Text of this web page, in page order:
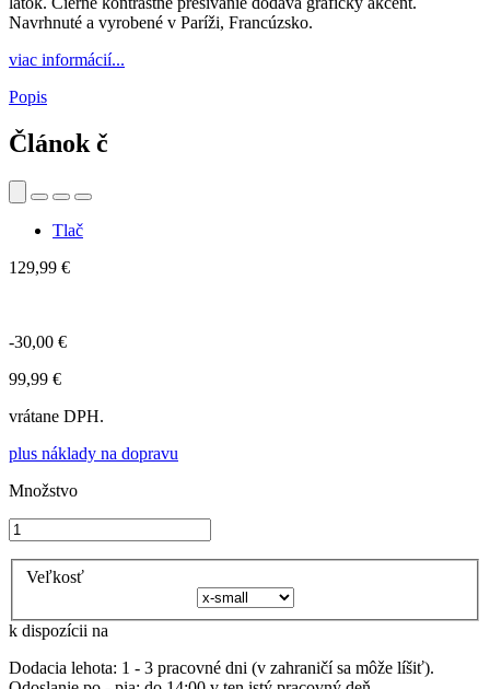
Navrhnuté a vyrobené v Paríži, Francúzsko.
viac informácií...
Popis
Článok č
Tlač
129,99 €
-30,00 €
99,99 €
vrátane DPH.
plus náklady na dopravu
Množstvo
Veľkosť
k dispozícii na
Dodacia lehota: 1 - 3 pracovné dni (v zahraničí sa môže líšiť).